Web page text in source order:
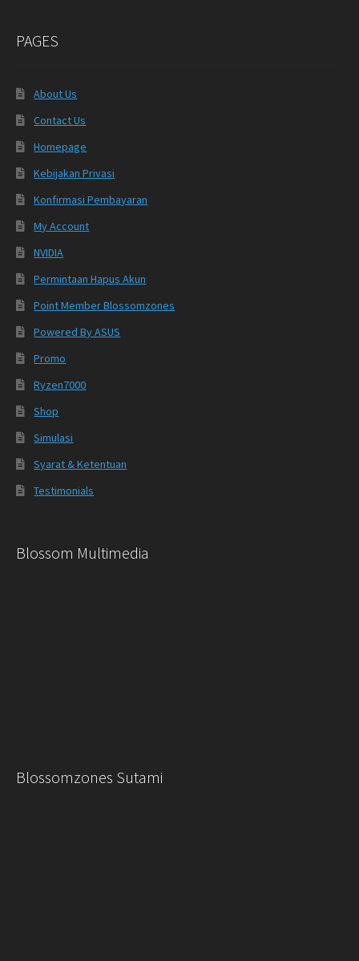
PAGES
About Us
Contact Us
Homepage
Kebijakan Privasi
Konfirmasi Pembayaran
My Account
NVIDIA
Permintaan Hapus Akun
Point Member Blossomzones
Powered By ASUS
Promo
Ryzen7000
Shop
Simulasi
Syarat & Ketentuan
Testimonials
Blossom Multimedia
Blossomzones Sutami